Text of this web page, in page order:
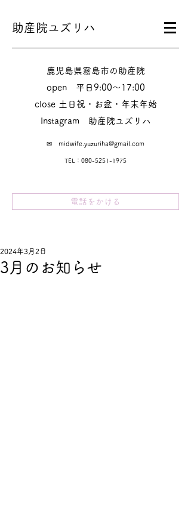
助産院ユズリハ
鹿児島県霧島市の助産院
​​open 平日9:00～17:00
close 土日祝・お盆・年末年始
Instagram​ 助産院ユズリハ
✉ midwife.yuzuriha@gmail.com
TEL：080-5251-1975
電話をかける
3月のお知らせ
2024年3月2日